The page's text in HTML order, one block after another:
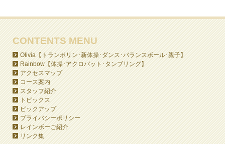
CONTENTS MENU
Olivia【トランポリン･新体操･ダンス･バランスボール･親子】
Rainbow【体操･アクロバット･タンブリング】
アクセスマップ
コース案内
スタッフ紹介
トピックス
ピックアップ
プライバシーポリシー
レインボーご紹介
リンク集